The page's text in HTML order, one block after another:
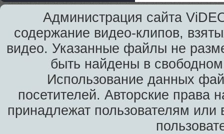
Администрация сайта
содержание видео-клипов,
видео. Указанные файлы не
быть найдены в
Использование данных
посетителей. Авторские права
принадлежат пользователям или